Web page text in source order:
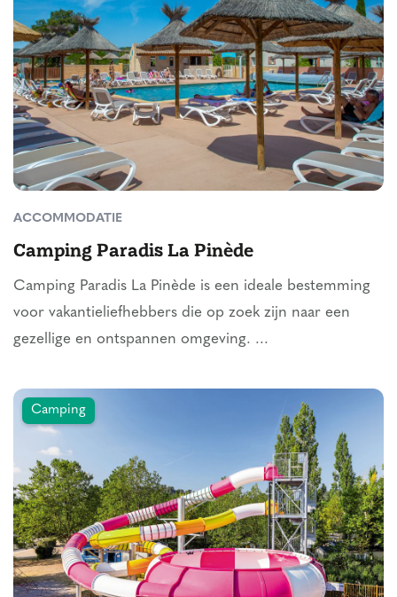
ACCOMMODATIE
Camping Paradis La Pinède
Camping Paradis La Pinède is een ideale bestemming
voor vakantieliefhebbers die op zoek zijn naar een
gezellige en ontspannen omgeving. ...
Camping